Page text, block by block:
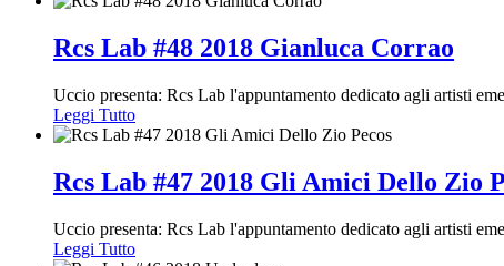
Rcs Lab #48 2018 Gianluca Corrao
Uccio presenta: Rcs Lab l'appuntamento dedicato agli artisti
Leggi Tutto
Rcs Lab #47 2018 Gli Amici Dello Zio
Uccio presenta: Rcs Lab l'appuntamento dedicato agli artisti
Leggi Tutto